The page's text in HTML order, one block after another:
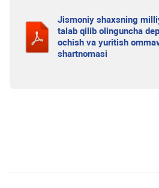
Jismoniy shaxsning
talab qilib olinguncha
ochish va yuritish
shartnomasi